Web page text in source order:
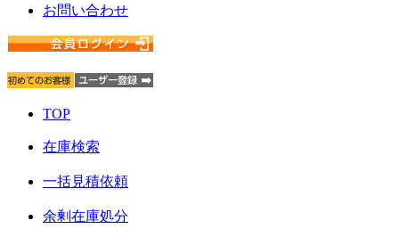
お問い合わせ
TOP
在庫検索
一括見積依頼
余剰在庫処分